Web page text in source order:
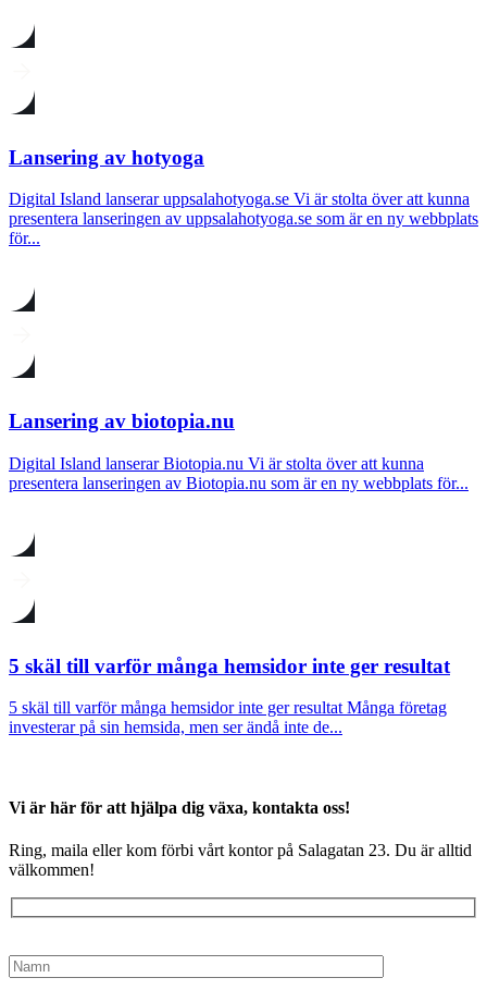
Lansering av hotyoga
Digital Island lanserar uppsalahotyoga.se Vi är stolta över att kunna
presentera lanseringen av uppsalahotyoga.se som är en ny webbplats
för...
Lansering av biotopia.nu
Digital Island lanserar Biotopia.nu Vi är stolta över att kunna
presentera lanseringen av Biotopia.nu som är en ny webbplats för...
5 skäl till varför många hemsidor inte ger resultat
5 skäl till varför många hemsidor inte ger resultat Många företag
investerar på sin hemsida, men ser ändå inte de...
Vi är här för att hjälpa dig växa, kontakta oss!
Ring, maila eller kom förbi vårt kontor på Salagatan 23. Du är alltid
välkommen!